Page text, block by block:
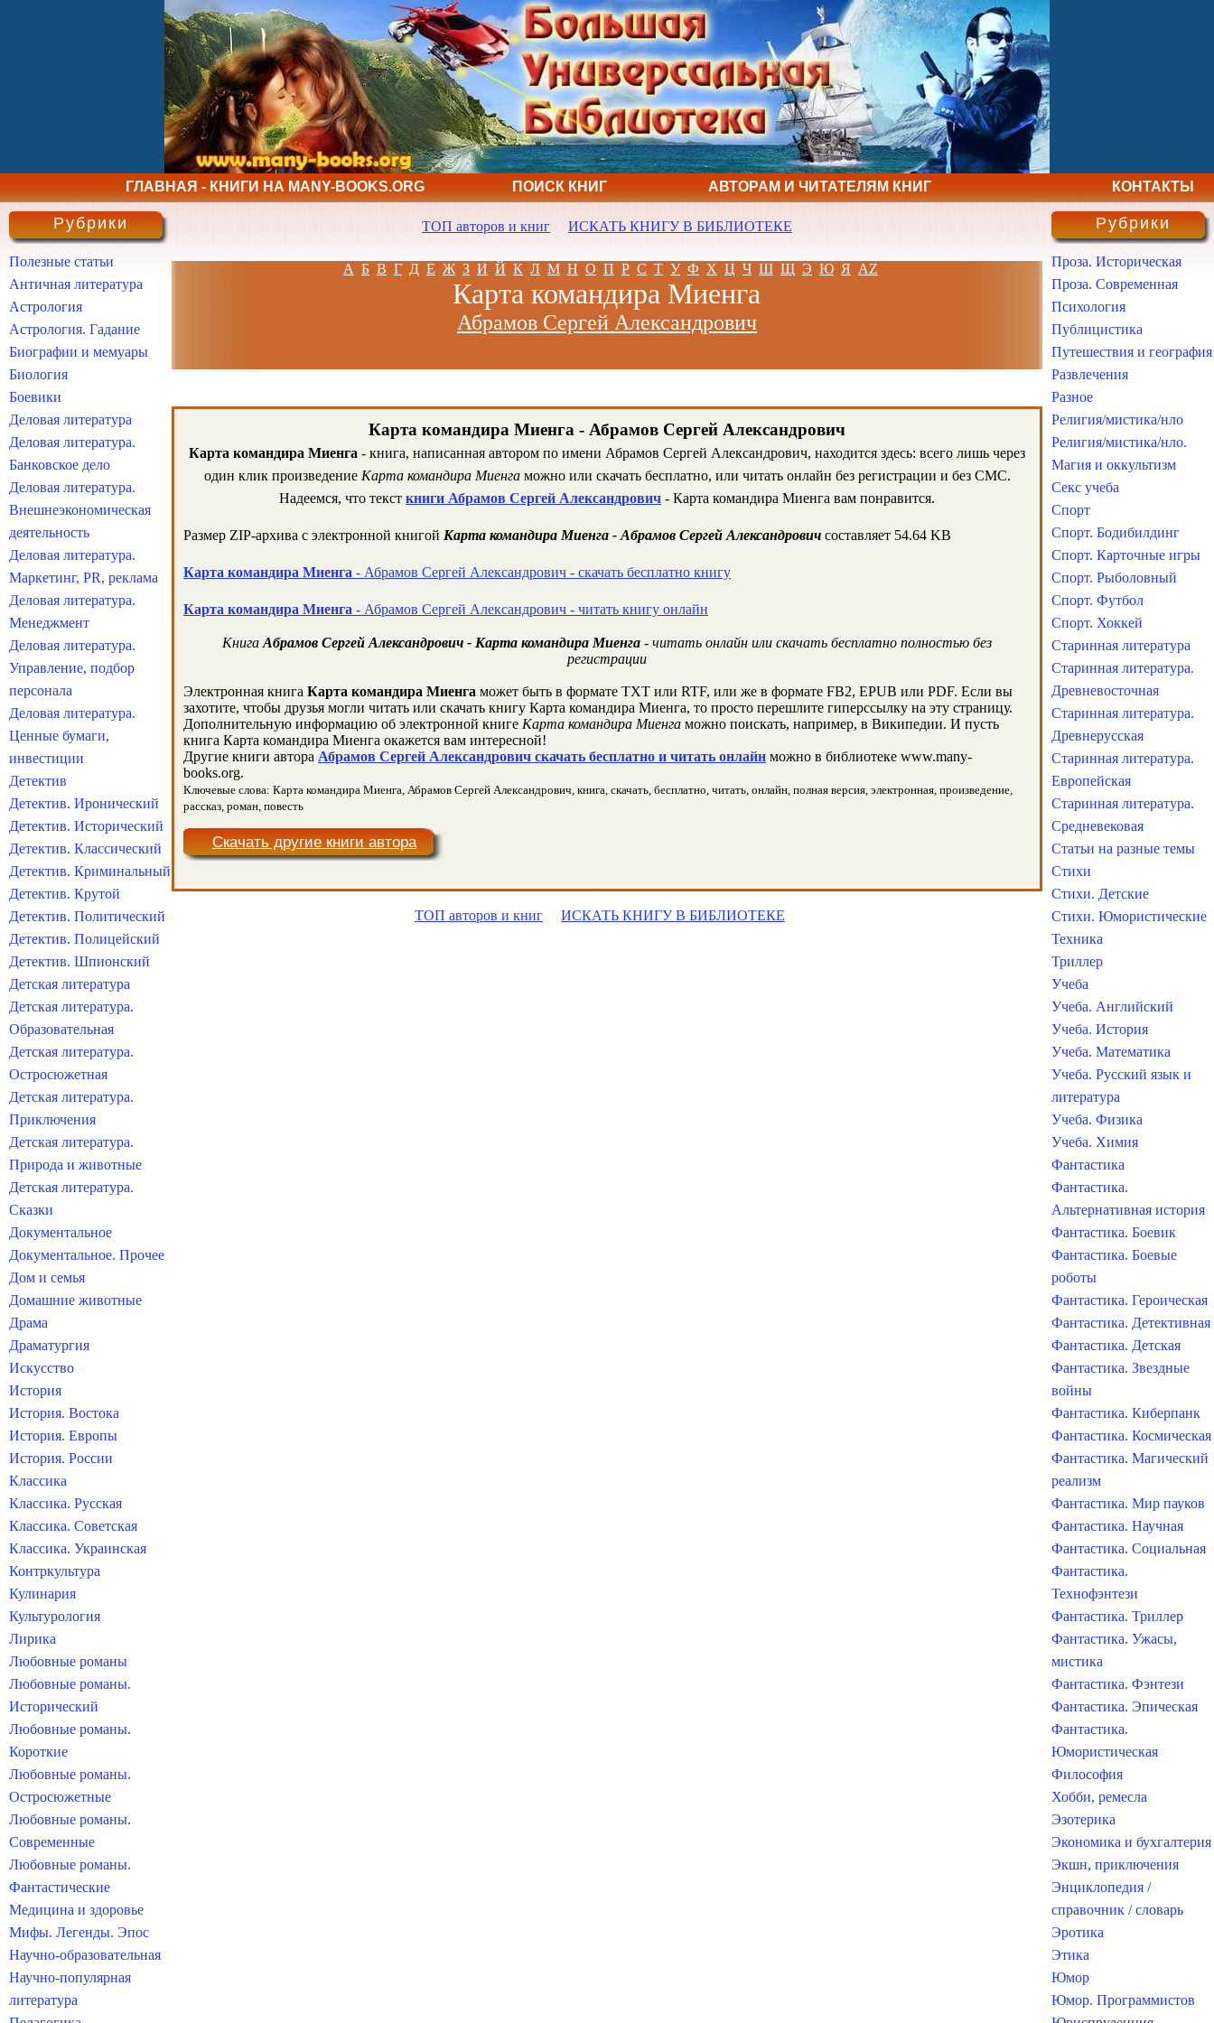
ГЛАВНАЯ - КНИГИ НА MANY-BOOKS.ORG ПОИСК КНИГ АВТОРАМ И ЧИТАТЕЛЯМ КНИГ КОНТАКТЫ
ТОП авторов и книг ИСКАТЬ КНИГУ В БИБЛИОТЕКЕ
А Б В Г Д Е Ж З И Й К Л М Н О П Р С Т У Ф Х Ц Ч Ш Щ Э Ю Я AZ
Карта командира Миенга
Абрамов Сергей Александрович
Карта командира Миенга - Абрамов Сергей Александрович
Карта командира Миенга - книга, написанная автором по имени Абрамов Сергей Александрович, находится здесь: всего лишь через
один клик произведение Карта командира Миенгаможно или скачать бесплатно, или читать онлайн без регистрации и без СМС.
Надеемся, что текст книги Абрамов Сергей Александрович - Карта командира Миенга вам понравится.
Размер ZIP-архива c электронной книгой Карта командира Миенга - Абрамов Сергей Александрович составляет 54.64 KB
Карта командира Миенга - Абрамов Сергей Александрович - скачать бесплатно книгу
Карта командира Миенга - Абрамов Сергей Александрович - читать книгу онлайн
Книга Абрамов Сергей Александрович - Карта командира Миенга - читать онлайн или скачать бесплатно полностью без
регистрации
Электронная книга Карта командира Миенга может быть в формате TXT или RTF, или же в формате FB2, EPUB или PDF. Если вы
захотите, чтобы друзья могли читать или скачать книгу Карта командира Миенга, то просто перешлите гиперссылку на эту страницу.
Дополнительную информацию об электронной книге Карта командира Миенга можно поискать, например, в Википедии. И пусть
книга Карта командира Миенга окажется вам интересной!
Другие книги автора Абрамов Сергей Александрович скачать бесплатно и читать онлайн можно в библиотеке www.many-
books.org.
Ключевые слова: Карта командира Миенга, Абрамов Сергей Александрович, книга, скачать, бесплатно, читать, онлайн, полная версия, электронная, произведение,
рассказ, роман, повесть
Скачать другие книги автора
ТОП авторов и книг ИСКАТЬ КНИГУ В БИБЛИОТЕКЕ
Рубрики
Полезные статьи
Античная литература
Астрология
Астрология. Гадание
Биографии и мемуары
Биология
Боевики
Деловая литература
Деловая литература.
Банковское дело
Деловая литература.
Внешнеэкономическая
деятельность
Деловая литература.
Маркетинг, PR, реклама
Деловая литература.
Менеджмент
Деловая литература.
Управление, подбор
персонала
Деловая литература.
Ценные бумаги,
инвестиции
Детектив
Детектив. Иронический
Детектив. Исторический
Детектив. Классический
Детектив. Криминальный
Детектив. Крутой
Детектив. Политический
Детектив. Полицейский
Детектив. Шпионский
Детская литература
Детская литература.
Образовательная
Детская литература.
Остросюжетная
Детская литература.
Приключения
Детская литература.
Природа и животные
Детская литература.
Сказки
Документальное
Документальное. Прочее
Дом и семья
Домашние животные
Драма
Драматургия
Искусство
История
История. Востока
История. Европы
История. России
Классика
Классика. Русская
Классика. Советская
Классика. Украинская
Контркультура
Кулинария
Культурология
Лирика
Любовные романы
Любовные романы.
Исторический
Любовные романы.
Короткие
Любовные романы.
Остросюжетные
Любовные романы.
Современные
Любовные романы.
Фантастические
Медицина и здоровье
Мифы. Легенды. Эпос
Научно-образовательная
Научно-популярная
литература
Рубрики
Проза. Историческая
Проза. Современная
Психология
Публицистика
Путешествия и география
Развлечения
Разное
Религия/мистика/нло
Религия/мистика/нло.
Магия и оккультизм
Секс учеба
Спорт
Спорт. Бодибилдинг
Спорт. Карточные игры
Спорт. Рыболовный
Спорт. Футбол
Спорт. Хоккей
Старинная литература
Старинная литература.
Древневосточная
Старинная литература.
Древнерусская
Старинная литература.
Европейская
Старинная литература.
Средневековая
Статьи на разные темы
Стихи
Стихи. Детские
Стихи. Юмористические
Техника
Триллер
Учеба
Учеба. Английский
Учеба. История
Учеба. Математика
Учеба. Русский язык и
литература
Учеба. Физика
Учеба. Химия
Фантастика
Фантастика.
Альтернативная история
Фантастика. Боевик
Фантастика. Боевые
роботы
Фантастика. Героическая
Фантастика. Детективная
Фантастика. Детская
Фантастика. Звездные
войны
Фантастика. Киберпанк
Фантастика. Космическая
Фантастика. Магический
реализм
Фантастика. Мир пауков
Фантастика. Научная
Фантастика. Социальная
Фантастика.
Технофэнтези
Фантастика. Триллер
Фантастика. Ужасы,
мистика
Фантастика. Фэнтези
Фантастика. Эпическая
Фантастика.
Юмористическая
Философия
Хобби, ремесла
Эзотерика
Экономика и бухгалтерия
Экшн, приключения
Энциклопедия /
справочник / словарь
Эротика
Этика
Юмор
Юмор. Программистов